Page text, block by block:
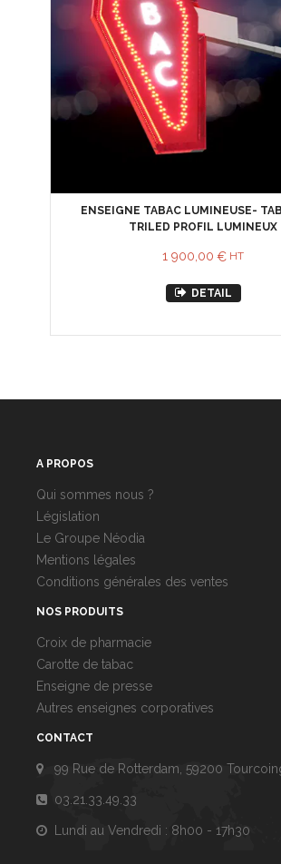
ENSEIGNE TABAC LUMINEUSE-
TRILED PROFIL LUMINEUX
1 900,00 € HT
DETAIL
A PROPOS
Qui sommes nous ?
Législation
Le Groupe Néodia
Mentions légales
Conditions générales des ventes
NOS PRODUITS
Croix de pharmacie
Carotte de tabac
Enseigne de presse
Autres enseignes corporatives
CONTACT
99 Rue de Rotterdam, 59200
03.21.33.49.33
Lundi au Vendredi : 8h00 - 17h30